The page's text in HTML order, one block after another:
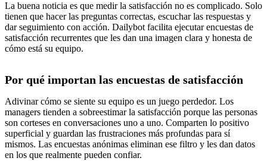
La buena noticia es que medir la satisfacción no es complicado. Solo
tienen que hacer las preguntas correctas, escuchar las respuestas y
dar seguimiento con acción. Dailybot facilita ejecutar encuestas de
satisfacción recurrentes que les dan una imagen clara y honesta de
cómo está su equipo.
Por qué importan las encuestas de satisfacción
Adivinar cómo se siente su equipo es un juego perdedor. Los
managers tienden a sobreestimar la satisfacción porque las personas
son corteses en conversaciones uno a uno. Comparten lo positivo
superficial y guardan las frustraciones más profundas para sí
mismos. Las encuestas anónimas eliminan ese filtro y les dan datos
en los que realmente pueden confiar.